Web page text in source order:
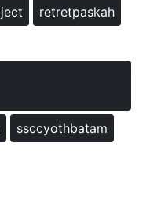
retretpaskah
ssccyothbatam